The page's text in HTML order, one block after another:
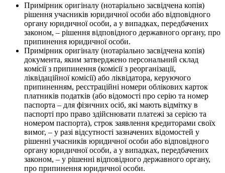
Примірник оригіналу (нотаріально засвідчена копія)
рішення учасників юридичної особи або відповідного
органу юридичної особи, а у випадках, передбачених
законом, – рішення відповідного державного органу, про
припинення юридичної особи.
Примірник оригіналу (нотаріально засвідчена копія)
документа, яким затверджено персональний склад
комісії з припинення (комісії з реорганізації,
ліквідаційної комісії) або ліквідатора, керуючого
припиненням, реєстраційні номери облікових карток
платників податків (або відомості про серію та номер
паспорта – для фізичних осіб, які мають відмітку в
паспорті про право здійснювати платежі за серією та
номером паспорта), строк заявлення кредиторами своїх
вимог, – у разі відсутності зазначених відомостей у
рішенні учасників юридичної особи або відповідного
органу юридичної особи, а у випадках, передбачених
законом, – у рішенні відповідного державного органу,
про припинення юридичної особи.